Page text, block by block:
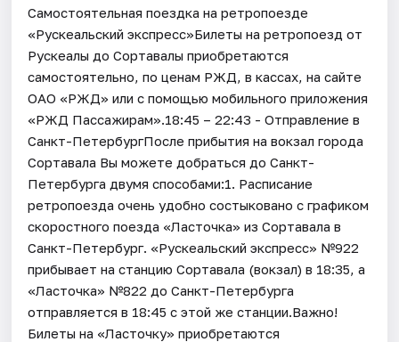
Самостоятельная поездка на ретропоезде
«Рускеальский экспресс»Билеты на ретропоезд от
Рускеалы до Сортавалы приобретаются
самостоятельно, по ценам РЖД, в кассах, на сайте
ОАО «РЖД» или с помощью мобильного приложения
«РЖД Пассажирам».18:45 – 22:43 - Отправление в
Санкт-ПетербургПосле прибытия на вокзал города
Сортавала Вы можете добраться до Санкт-
Петербурга двумя способами:1. Расписание
ретропоезда очень удобно состыковано с графиком
скоростного поезда «Ласточка» из Сортавала в
Санкт-Петербург. «Рускеальский экспресс» №922
прибывает на станцию Сортавала (вокзал) в 18:35, а
«Ласточка» №822 до Санкт-Петербурга
отправляется в 18:45 с этой же станции.Важно!
Билеты на «Ласточку» приобретаются